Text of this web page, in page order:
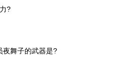
?
夜舞子的武器是?